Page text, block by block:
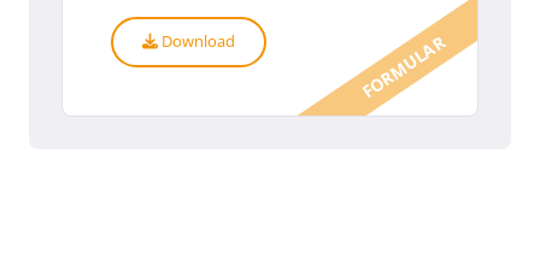
FORMULAR
Download